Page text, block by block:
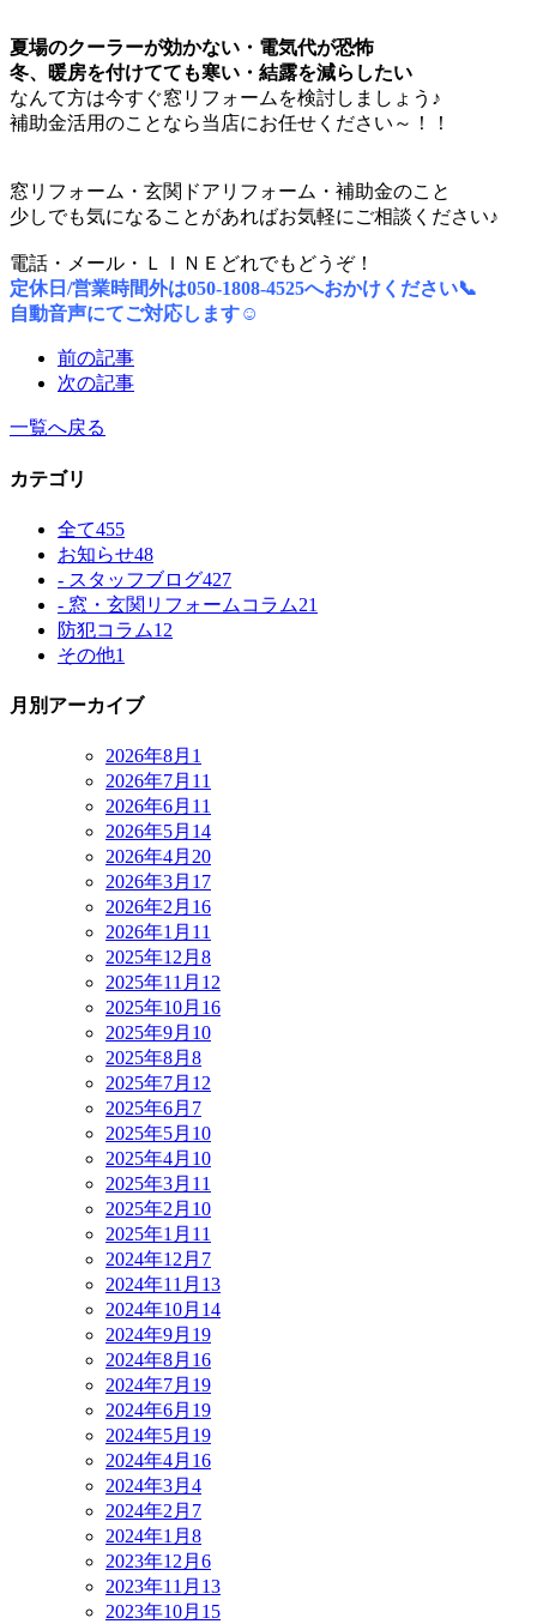
夏場のクーラーが効かない・電気代が恐怖
冬、暖房を付けてても寒い・結露を減らしたい
なんて方は今すぐ窓リフォームを検討しましょう♪
補助金活用のことなら当店にお任せください～！！
窓リフォーム・玄関ドアリフォーム・補助金のこと
少しでも気になることがあればお気軽にご相談ください♪
電話・メール・ＬＩＮＥどれでもどうぞ！
定休日/営業時間外は050-1808-4525へおかけください📞
自動音声にてご対応します☺
前の記事
次の記事
一覧へ戻る
カテゴリ
全て455
お知らせ48
- スタッフブログ427
- 窓・玄関リフォームコラム21
防犯コラム12
その他1
月別アーカイブ
2026年8月 1
2026年7月 11
2026年6月 11
2026年5月 14
2026年4月 20
2026年3月 17
2026年2月 16
2026年1月 11
2025年12月 8
2025年11月 12
2025年10月 16
2025年9月 10
2025年8月 8
2025年7月 12
2025年6月 7
2025年5月 10
2025年4月 10
2025年3月 11
2025年2月 10
2025年1月 11
2024年12月 7
2024年11月 13
2024年10月 14
2024年9月 19
2024年8月 16
2024年7月 19
2024年6月 19
2024年5月 19
2024年4月 16
2024年3月 4
2024年2月 7
2024年1月 8
2023年12月 6
2023年11月 13
2023年10月 15